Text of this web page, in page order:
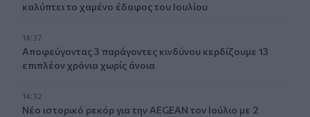
καλύπτει το χαμένο έδαφος του Ιουλίου
14:37
Αποφεύγοντας 3 παράγοντες κινδύνου κερδίζουμε 13
επιπλέον χρόνια χωρίς άνοια
14:32
Νέο ιστορικό ρεκόρ για την AEGEAN τον Ιούλιο με 2